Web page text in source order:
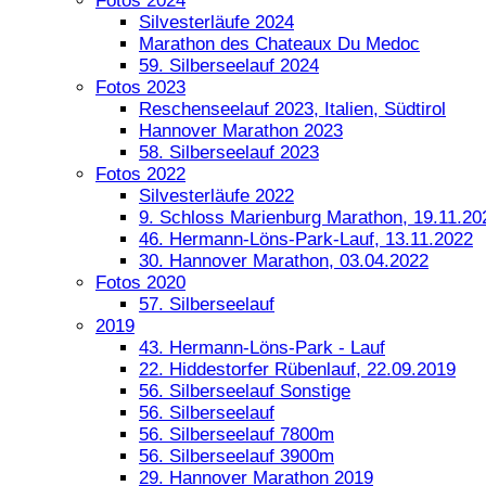
Silvesterläufe 2024
Marathon des Chateaux Du Medoc
59. Silberseelauf 2024
Fotos 2023
Reschenseelauf 2023, Italien, Südtirol
Hannover Marathon 2023
58. Silberseelauf 2023
Fotos 2022
Silvesterläufe 2022
9. Schloss Marienburg Marathon,
46. Hermann-Löns-Park-Lauf, 13.11.2022
30. Hannover Marathon, 03.04.2022
Fotos 2020
57. Silberseelauf
2019
43. Hermann-Löns-Park - Lauf
22. Hiddestorfer Rübenlauf, 22.09.2019
56. Silberseelauf Sonstige
56. Silberseelauf
56. Silberseelauf 7800m
56. Silberseelauf 3900m
29. Hannover Marathon 2019